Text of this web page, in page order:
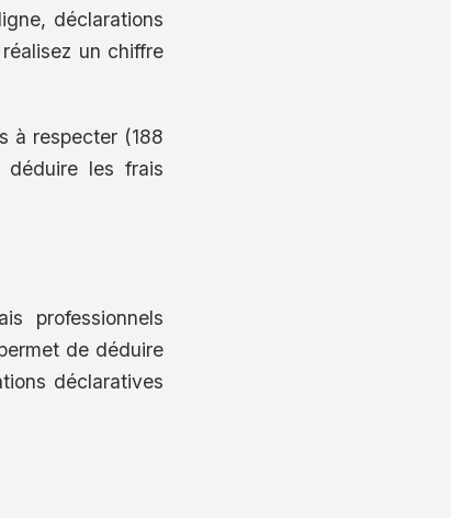
déclarations
un chiffre
à respecter (188
les frais
professionnels
de déduire
déclaratives